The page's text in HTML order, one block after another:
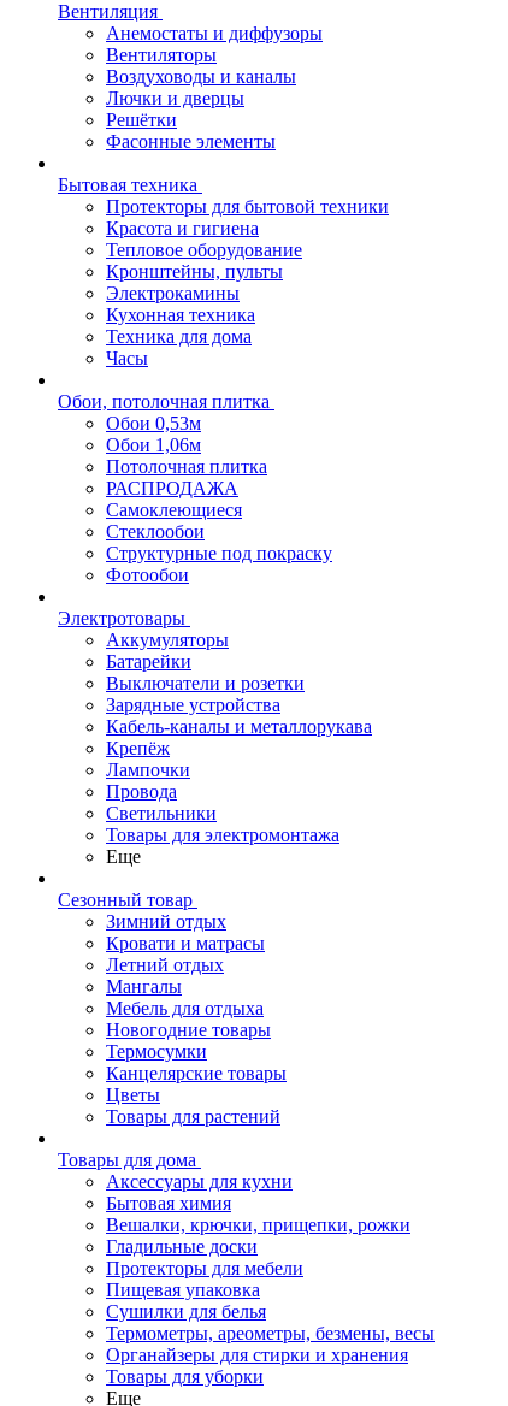
Вентиляция
Анемостаты и диффузоры
Вентиляторы
Воздуховоды и каналы
Лючки и дверцы
Решётки
Фасонные элементы
Бытовая техника
Протекторы для бытовой техники
Красота и гигиена
Тепловое оборудование
Кронштейны, пульты
Электрокамины
Кухонная техника
Техника для дома
Часы
Обои, потолочная плитка
Обои 0,53м
Обои 1,06м
Потолочная плитка
РАСПРОДАЖА
Самоклеющиеся
Стеклообои
Структурные под покраску
Фотообои
Электротовары
Аккумуляторы
Батарейки
Выключатели и розетки
Зарядные устройства
Кабель-каналы и металлорукава
Крепёж
Лампочки
Провода
Светильники
Товары для электромонтажа
Еще
Сезонный товар
Зимний отдых
Кровати и матрасы
Летний отдых
Мангалы
Мебель для отдыха
Новогодние товары
Термосумки
Канцелярские товары
Цветы
Товары для растений
Товары для дома
Аксессуары для кухни
Бытовая химия
Вешалки, крючки, прищепки, рожки
Гладильные доски
Протекторы для мебели
Пищевая упаковка
Сушилки для белья
Термометры, ареометры, безмены, весы
Органайзеры для стирки и хранения
Товары для уборки
Еще